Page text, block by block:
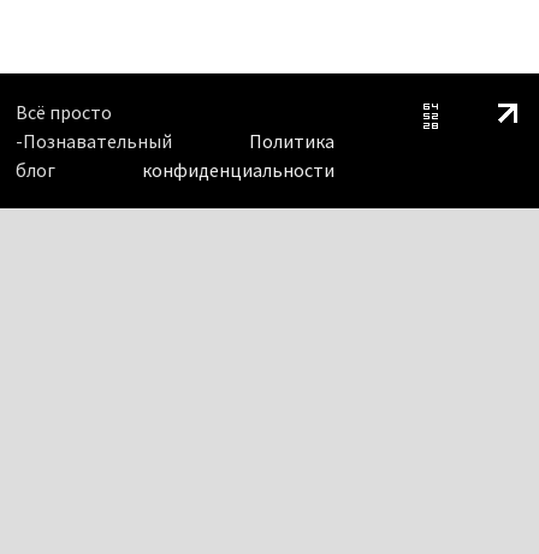
Всё просто
-Познавательный
блог
Политика
конфиденциальности